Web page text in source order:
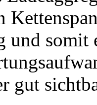
und somit
gut